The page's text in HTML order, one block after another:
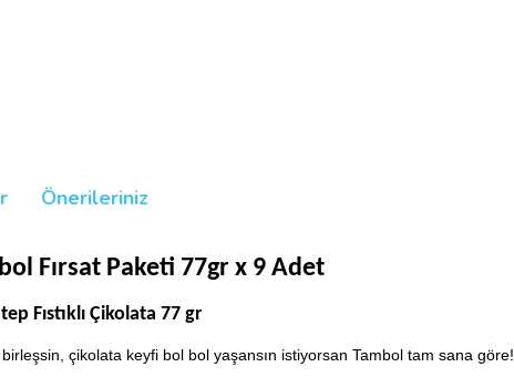
Önerileriniz
Fırsat Paketi 77gr x 9 Adet
Fıstıklı Çikolata 77 gr
çikolata keyfi bol bol yaşansın istiyorsan Tambol tam sana göre!